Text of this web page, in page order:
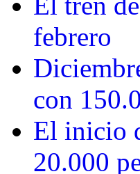
febrero
con
El inicio
20.000